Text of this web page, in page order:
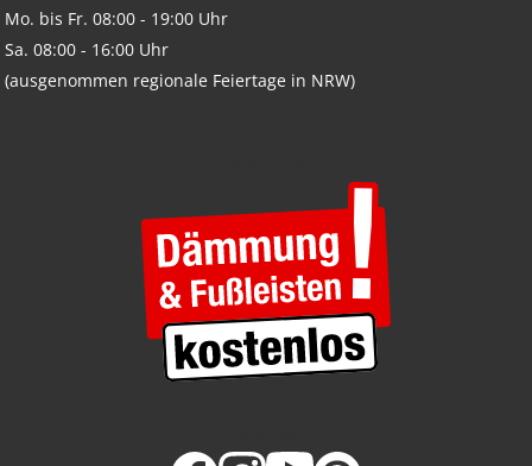
Mo. bis Fr. 08:00 - 19:00 Uhr
Sa. 08:00 - 16:00 Uhr
(ausgenommen regionale Feiertage in NRW)